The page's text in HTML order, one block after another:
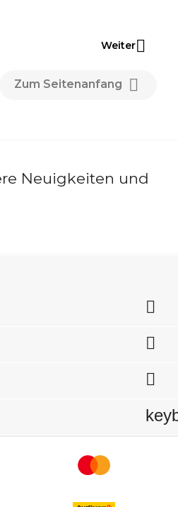
Weiter
Zum Seitenanfang 
Neuigkeiten und


